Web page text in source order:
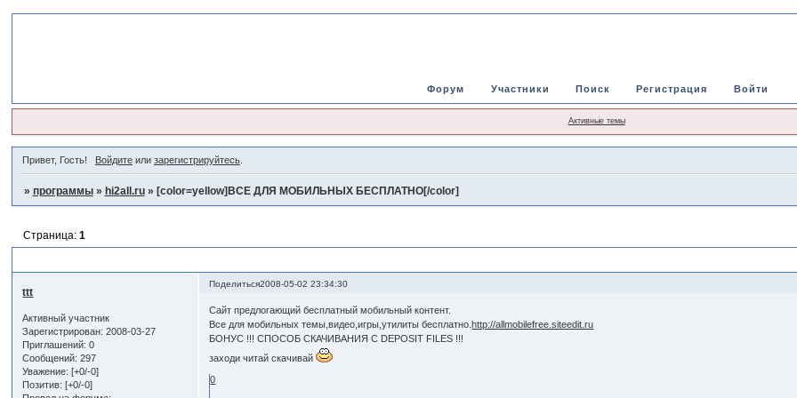
Форум Участники Поиск Регистрация Войти
Активные темы
Привет, Гость! Войдитеили зарегистрируйтесь.
» программы » hi2all.ru » [color=yellow]ВСЕ ДЛЯ МОБИЛЬНЫХ БЕСПЛАТНО[/color]
Страница: 1
Поделиться2008-05-02 23:34:30
ttt
Активный участник
Зарегистрирован: 2008-03-27
Приглашений: 0
Сообщений: 297
Уважение: [+0/-0]
Позитив: [+0/-0]
Сайт предлогающий бесплатный мобильный контент.
Все для мобильных темы,видео,игры,утилиты бесплатно.http://allmobilefree.siteedit.ru
БОНУС !!! СПОСОБ СКАЧИВАНИЯ С DEPOSIT FILES !!!
заходи читай скачивай
0